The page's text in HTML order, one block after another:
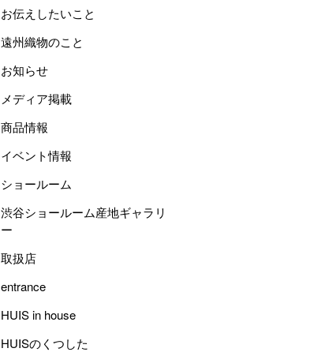
お伝えしたいこと
遠州織物のこと
お知らせ
メディア掲載
商品情報
イベント情報
ショールーム
渋谷ショールーム産地ギャラリ
ー
取扱店
entrance
HUIS in house
HUISのくつした